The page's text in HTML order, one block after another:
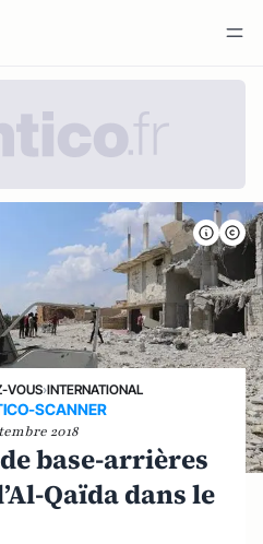
VOUS›INTERNATIONAL
SCANNER
2018
base-arrières
Qaïda dans le